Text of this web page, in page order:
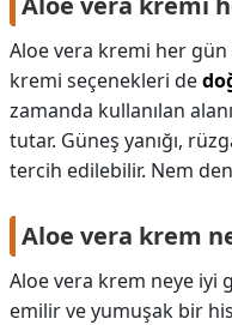
Aloe vera kremi her gün
kremi seçenekleri de
zamanda kullanılan
tutar. Güneş yanığı,
tercih edilebilir. Nem
Aloe vera krem
Aloe vera krem neye iyi
emilir ve yumuşak bir